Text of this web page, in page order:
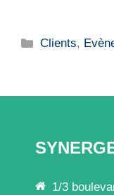
Catégories
Clients,
1/3